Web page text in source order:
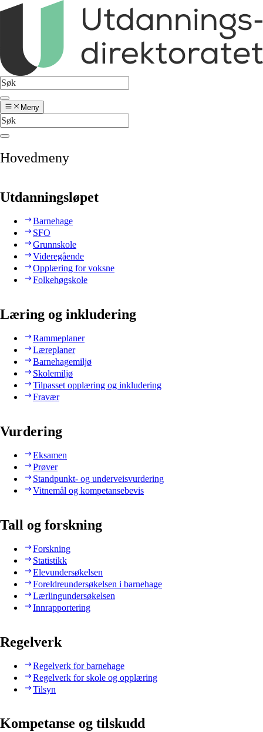
Meny
Hovedmeny
Utdanningsløpet
Barnehage
SFO
Grunnskole
Videregående
Opplæring for voksne
Folkehøgskole
Læring og inkludering
Rammeplaner
Læreplaner
Barnehagemiljø
Skolemiljø
Tilpasset opplæring og inkludering
Fravær
Vurdering
Eksamen
Prøver
Standpunkt- og underveisvurdering
Vitnemål og kompetansebevis
Tall og forskning
Forskning
Statistikk
Elevundersøkelsen
Foreldreundersøkelsen i barnehage
Lærlingundersøkelsen
Innrapportering
Regelverk
Regelverk for barnehage
Regelverk for skole og opplæring
Tilsyn
Kompetanse og tilskudd